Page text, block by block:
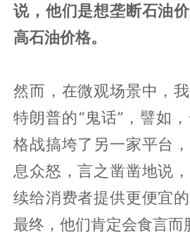
说，他们是想垄断石油
高石油价格。
然而，在微观场景中，
特朗普的“鬼话”，譬如
格战搞垮了另一家平台
息众怒，言之凿凿地说
续给消费者提供更便宜
最终，他们肯定会食言而